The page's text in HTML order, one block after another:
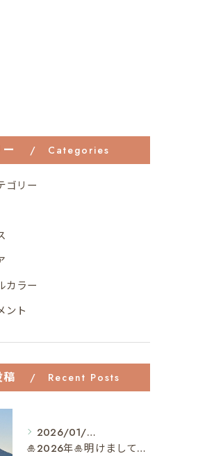
Categories
ゴリー
カラー
ント
Recent Posts
2026/01/04
🎍2026年🎍明けましておめでとうございます✨